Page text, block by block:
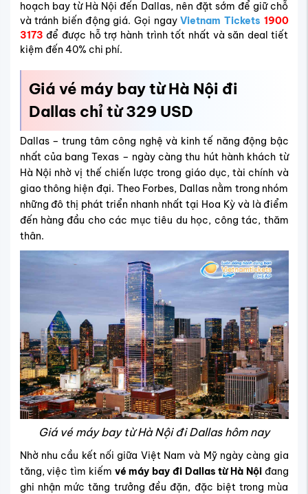
hoạch bay từ Hà Nội đến Dallas, nên đặt sớm để giữ chỗ
và tránh biến động giá. Gọi ngayVietnam Tickets 1900
3173 để được hỗ trợ hành trình tốt nhất và săn deal tiết
kiệm đến 40% chi phí.
Giá vé máy bay từ Hà Nội đi
Dallas chỉ từ 329 USD
Dallas – trung tâm công nghệ và kinh tế năng động bậc
nhất của bang Texas – ngày càng thu hút hành khách từ
Hà Nội nhờ vị thế chiến lược trong giáo dục, tài chính và
giao thông hiện đại. Theo Forbes, Dallas nằm trong nhóm
những đô thị phát triển nhanh nhất tại Hoa Kỳ và là điểm
đến hàng đầu cho các mục tiêu du học, công tác, thăm
thân.
Giá vé máy bay từ Hà Nội đi Dallas hôm nay
Nhờ nhu cầu kết nối giữa Việt Nam và Mỹ ngày càng gia
tăng, việc tìm kiếm vé máy bay đi Dallas từ Hà Nộiđang
ghi nhận mức tăng trưởng đều đặn, đặc biệt trong mùa